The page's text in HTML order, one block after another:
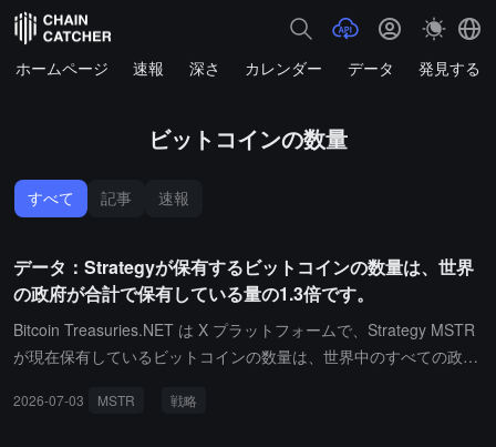
ホームページ 速報 深さ カレンダー データ 発見する
ビットコインの数量
すべて 記事 速報
データ：Strategyが保有するビットコインの数量は、世界
の政府が合計で保有している量の1.3倍です。
Bitcoin Treasuries.NET は X プラットフォームで、Strategy MSTR
が現在保有しているビットコインの数量は、世界中のすべての政府
2026-07-03 MSTR 戦略